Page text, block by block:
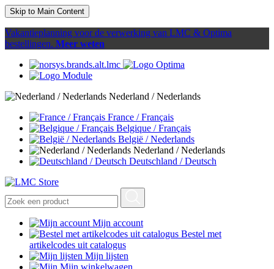
Skip to Main Content
Vakantieplanning voor de verwerking van LMC & Optima
bestellingen. Meer weten
Nederland / Nederlands
France / Français
Belgique / Français
België / Nederlands
Nederland / Nederlands
Deutschland / Deutsch
Mijn account
Bestel met
artikelcodes uit catalogus
Mijn lijsten
Mijn winkelwagen